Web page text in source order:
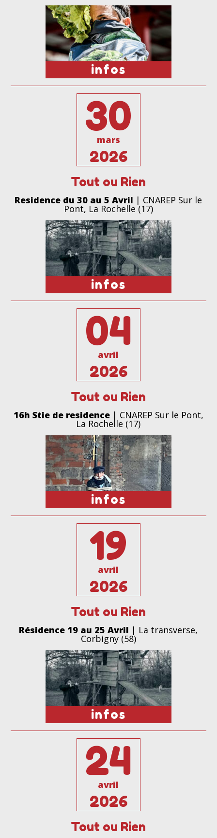
infos
30
mars
2026
Tout ou Rien
Residence du 30 au 5 Avril | CNAREP Sur le
Pont, La Rochelle (17)
infos
04
avril
2026
Tout ou Rien
16h Stie de residence | CNAREP Sur le Pont,
La Rochelle (17)
infos
19
avril
2026
Tout ou Rien
Résidence 19 au 25 Avril | La transverse,
Corbigny (58)
infos
24
avril
2026
Tout ou Rien